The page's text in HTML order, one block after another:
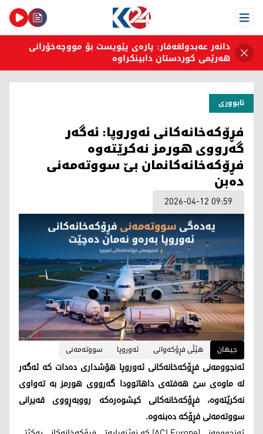
Open Menu
دانەر عەبدولغەفار: پارەی پێویست بۆ مووچەخۆرانی
هەرێمی کوردستان دابینکراوە
ئابووری
فڕۆکەخانەکانی ئەوروپا: ئەگەر
گەرووی هورمز نەکرێتەوە
فڕۆکەخانەکانمان بێ سووتەمەنی
دەبن
2026-04-12 09:59
جیهان هێڵی فڕۆکەوانی ئەوروپا سووتەمەنی
ئەنجوومەنی فڕۆکەخانەکانی ئەوروپا هۆشداری دەدات کە ئەگەر
لە ماوەی سێ هەفتەی داهاتوودا گەرووی هورمز بە تەواوی
نەکرێتەوە، فڕۆکەخانەکانی کیشوەرەکە رووبەڕووی قەیرانی
سووتەمەنی فڕۆکە دەبنەوە.